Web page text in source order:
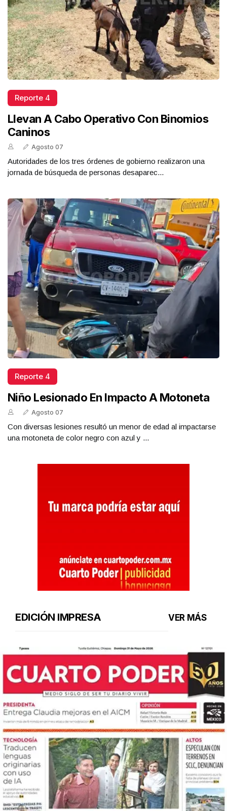
Reporte 4
Llevan A Cabo Operativo Con Binomios
Caninos
Agosto 07
Autoridades de los tres órdenes de gobierno realizaron una
jornada de búsqueda de personas desaparec...
Reporte 4
Niño Lesionado En Impacto A Motoneta
Agosto 07
Con diversas lesiones resultó un menor de edad al impactarse
una motoneta de color negro con azul y ...
EDICIÓN IMPRESA VER MÁS